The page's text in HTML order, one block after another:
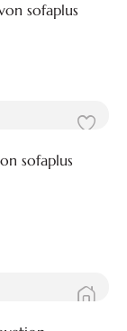
sofaplus
sofaplus